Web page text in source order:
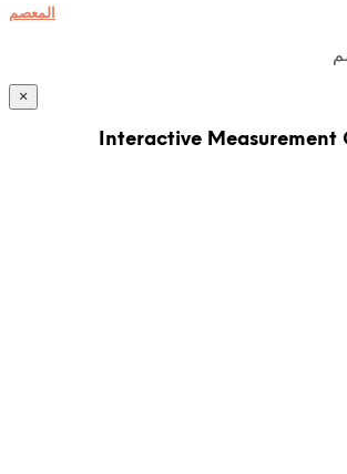
المعصم
×
Interactive Measurement